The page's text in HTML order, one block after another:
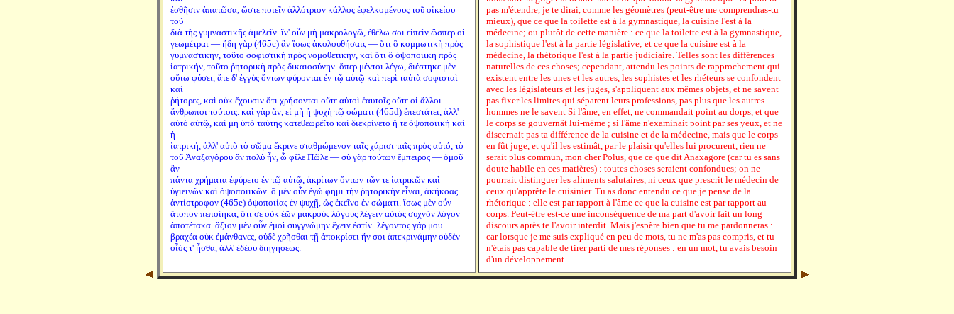
ἐσθῆσιν ἀπατῶσα, ὥστε ποιεῖν ἀλλότριον κάλλος ἐφελκομένους τοῦ οἰκείου
τοῦ
διὰ τῆς γυμναστικῆς ἀμελεῖν. ἵν' οὖν μὴ μακρολογῶ, ἐθέλω σοι εἰπεῖν ὥσπερ οἱ
γεωμέτραι — ἤδη γὰρ (465c) ἂν ἴσως ἀκολουθήσαις — ὅτι ὃ κομμωτικὴ πρὸς
γυμναστικήν, τοῦτο σοφιστικὴ πρὸς νομοθετικήν, καὶ ὅτι ὃ ὀψοποιικὴ πρὸς
ἰατρικήν, τοῦτο ῥητορικὴ πρὸς δικαιοσύνην. ὅπερ μέντοι λέγω, διέστηκε μὲν
οὕτω φύσει, ἅτε δ' ἐγγὺς ὄντων φύρονται ἐν τῷ αὐτῷ καὶ περὶ ταὐτὰ σοφισταὶ
καὶ
ῥήτορες, καὶ οὐκ ἔχουσιν ὅτι χρήσονται οὔτε αὐτοὶ ἑαυτοῖς οὔτε οἱ ἄλλοι
ἄνθρωποι τούτοις. καὶ γὰρ ἄν, εἰ μὴ ἡ ψυχὴ τῷ σώματι (465d) ἐπεστάτει, ἀλλ'
αὐτὸ αὑτῷ, καὶ μὴ ὑπὸ ταύτης κατεθεωρεῖτο καὶ διεκρίνετο ἥ τε ὀψοποιικὴ καὶ
ἡ
ἰατρική, ἀλλ' αὐτὸ τὸ σῶμα ἔκρινε σταθμώμενον ταῖς χάρισι ταῖς πρὸς αὑτό, τὸ
τοῦ Ἀναξαγόρου ἂν πολὺ ἦν, ὦ φίλε Πῶλε — σὺ γὰρ τούτων ἔμπειρος — ὁμοῦ
ἂν
πάντα χρήματα ἐφύρετο ἐν τῷ αὐτῷ, ἀκρίτων ὄντων τῶν τε ἰατρικῶν καὶ
ὑγιεινῶν καὶ ὀψοποιικῶν. ὃ μὲν οὖν ἐγώ φημι τὴν ῥητορικὴν εἶναι, ἀκήκοας·
ἀντίστροφον (465e) ὀψοποιίας ἐν ψυχῇ, ὡς ἐκεῖνο ἐν σώματι. ἴσως μὲν οὖν
ἄτοπον πεποίηκα, ὅτι σε οὐκ ἐῶν μακροὺς λόγους λέγειν αὐτὸς συχνὸν λόγον
ἀποτέτακα. ἄξιον μὲν οὖν ἐμοὶ συγγνώμην ἔχειν ἐστίν· λέγοντος γάρ μου
βραχέα οὐκ ἐμάνθανες, οὐδὲ χρῆσθαι τῇ ἀποκρίσει ἥν σοι ἀπεκρινάμην οὐδὲν
οἷός τ' ἦσθα, ἀλλ' ἐδέου διηγήσεως.
pas m'étendre, je te dirai, comme les géomètres (peut-être me comprendras-tu
mieux), que ce que la toilette est à la gymnastique, la cuisine l'est à la
médecine; ou plutôt de cette manière : ce que la toilette est à la gymnastique,
la sophistique l'est à la partie législative; et ce que la cuisine est à la
médecine, la rhétorique l'est à la partie judiciaire. Telles sont les différences
naturelles de ces choses; cependant, attendu les points de rapprochement qui
existent entre les unes et les autres, les sophistes et les rhéteurs se confondent
avec les législateurs et les juges, s'appliquent aux mêmes objets, et ne savent
pas fixer les limites qui séparent leurs professions, pas plus que les autres
hommes ne le savent Si l'âme, en effet, ne commandait point au dorps, et que
le corps se gouvernât lui-même ; si l'âme n'examinait point par ses yeux, et ne
discernait pas ta différence de la cuisine et de la médecine, mais que le corps
en fût juge, et qu'il les estimât, par le plaisir qu'elles lui procurent, rien ne
serait plus commun, mon cher Polus, que ce que dit Anaxagore (car tu es sans
doute habile en ces matières) : toutes choses seraient confondues; on ne
pourrait distinguer les aliments salutaires, ni ceux que prescrit le médecin de
ceux qu'apprête le cuisinier. Tu as donc entendu ce que je pense de la
rhétorique : elle est par rapport à l'âme ce que la cuisine est par rapport au
corps. Peut-être est-ce une inconséquence de ma part d'avoir fait un long
discours après te l'avoir interdit. Mais j'espère bien que tu me pardonneras :
car lorsque je me suis expliqué en peu de mots, tu ne m'as pas compris, et tu
n'étais pas capable de tirer parti de mes réponses : en un mot, tu avais besoin
d'un développement.